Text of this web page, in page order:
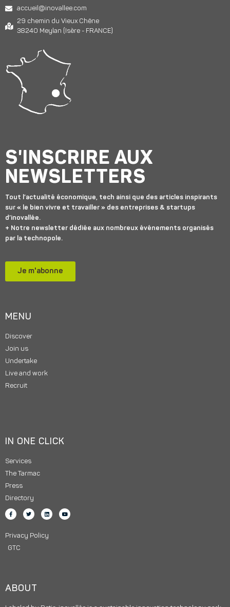
accueil@inovallee.com
29 chemin du Vieux Chêne
38240 Meylan (Isère - FRANCE)
S'INSCRIRE AUX
NEWSLETTERS
Tout l’actualité économique, tech ainsi que des articles inspirants
sur « le bien vivre et travailler » des entreprises & startups
d’inovallée.
+ Notre newsletter dédiée aux nombreux événements organisés
par la technopole.
Je m'abonne
MENU
Discover
Join us
Undertake
Live and work
Recruit
IN ONE CLICK
Services
The Tarmac
Press
Directory
Privacy Policy
GTC
ABOUT